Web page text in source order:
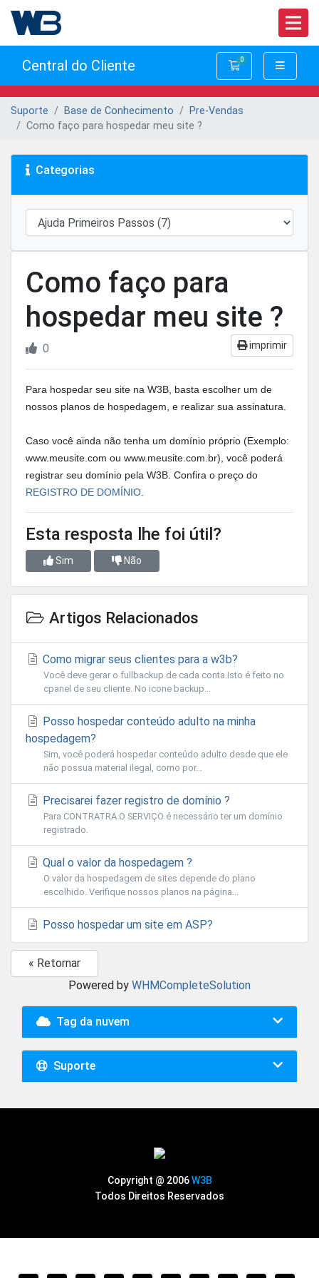
Central do Cliente 0
Carrinho de
Suporte Base de Conhecimento
Pre-Vendas
Como faço para hospedar meu site ?
Categorias
Como faço para
hospedar meu site ?
imprimir
0
Para hospedar seu site na W3B, basta escolher um de
nossos planos de hospedagem, e realizar sua assinatura.
Caso você ainda não tenha um domínio próprio (Exemplo:
www.meusite.com ou www.meusite.com.br), você poderá
registrar seu domínio pela W3B. Confira o preço do
REGISTRO DE DOMÍNIO.
Esta resposta lhe foi útil?
Sim Não
Artigos Relacionados
Como migrar seus clientes para a w3b?
Você deve gerar o fullbackup de cada conta.Isto é feito no
cpanel de seu cliente. No icone backup...
Posso hospedar conteúdo adulto na minha
hospedagem?
Sim, você poderá hospedar conteúdo adulto desde que ele
não possua material ilegal, como por...
Precisarei fazer registro de domínio ?
Para CONTRATRA O SERVIÇO é necessário ter um domínio
registrado.
Qual o valor da hospedagem ?
O valor da hospedagem de sites depende do plano
escolhido. Verifique nossos planos na página...
Posso hospedar um site em ASP?
« Retornar
Powered by WHMCompleteSolution
Tag da nuvem
Suporte
Copyright @ 2006W3B
Todos Direitos Reservados